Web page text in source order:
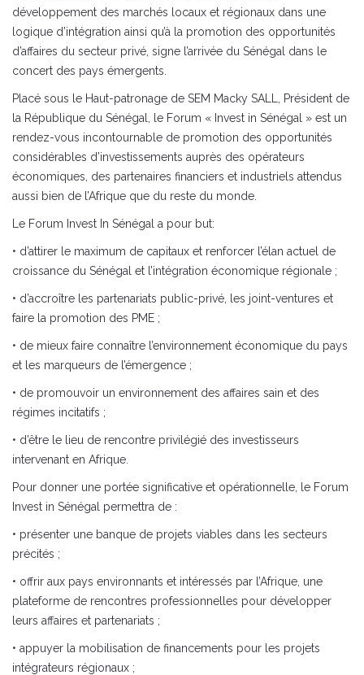
développement des marchés locaux et régionaux dans une
logique d’intégration ainsi qu’à la promotion des opportunités
d’affaires du secteur privé, signe l’arrivée du Sénégal dans le
concert des pays émergents.
Placé sous le Haut-patronage de SEM Macky SALL, Président de
la République du Sénégal, le Forum « Invest in Sénégal » est un
rendez-vous incontournable de promotion des opportunités
considérables d’investissements auprès des opérateurs
économiques, des partenaires financiers et industriels attendus
aussi bien de l’Afrique que du reste du monde.
Le Forum Invest In Sénégal a pour but:
• d’attirer le maximum de capitaux et renforcer l’élan actuel de
croissance du Sénégal et l’intégration économique régionale ;
• d’accroître les partenariats public-privé, les joint-ventures et
faire la promotion des PME ;
• de mieux faire connaître l’environnement économique du pays
et les marqueurs de l’émergence ;
• de promouvoir un environnement des affaires sain et des
régimes incitatifs ;
• d’être le lieu de rencontre privilégié des investisseurs
intervenant en Afrique.
Pour donner une portée significative et opérationnelle, le Forum
Invest in Sénégal permettra de :
• présenter une banque de projets viables dans les secteurs
précités ;
• offrir aux pays environnants et intéressés par l’Afrique, une
plateforme de rencontres professionnelles pour développer
leurs affaires et partenariats ;
• appuyer la mobilisation de financements pour les projets
intégrateurs régionaux ;